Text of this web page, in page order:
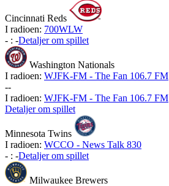
Cincinnati Reds
I radioen: 700WLW
- : -Detaljer om spillet
Washington Nationals
I radioen: WJFK-FM - The Fan 106.7 FM
--
I radioen: WJFK-FM - The Fan 106.7 FM
Detaljer om spillet
Minnesota Twins
I radioen: WCCO - News Talk 830
- : -Detaljer om spillet
Milwaukee Brewers